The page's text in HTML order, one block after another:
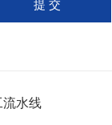
流水线